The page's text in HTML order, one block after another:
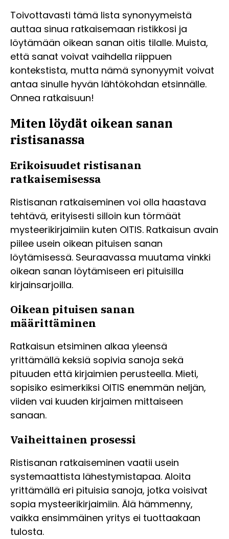
Toivottavasti tämä lista synonyymeistä
auttaa sinua ratkaisemaan ristikkosi ja
löytämään oikean sanan oitis tilalle. Muista,
että sanat voivat vaihdella riippuen
kontekstista, mutta nämä synonyymit voivat
antaa sinulle hyvän lähtökohdan etsinnälle.
Onnea ratkaisuun!
Miten löydät oikean sanan
ristisanassa
Erikoisuudet ristisanan
ratkaisemisessa
Ristisanan ratkaiseminen voi olla haastava
tehtävä, erityisesti silloin kun törmäät
mysteerikirjaimiin kuten OITIS. Ratkaisun avain
piilee usein oikean pituisen sanan
löytämisessä. Seuraavassa muutama vinkki
oikean sanan löytämiseen eri pituisilla
kirjainsarjoilla.
Oikean pituisen sanan
määrittäminen
Ratkaisun etsiminen alkaa yleensä
yrittämällä keksiä sopivia sanoja sekä
pituuden että kirjaimien perusteella. Mieti,
sopisiko esimerkiksi OITIS enemmän neljän,
viiden vai kuuden kirjaimen mittaiseen
sanaan.
Vaiheittainen prosessi
Ristisanan ratkaiseminen vaatii usein
systemaattista lähestymistapaa. Aloita
yrittämällä eri pituisia sanoja, jotka voisivat
sopia mysteerikirjaimiin. Älä hämmenny,
vaikka ensimmäinen yritys ei tuottaakaan
tulosta.